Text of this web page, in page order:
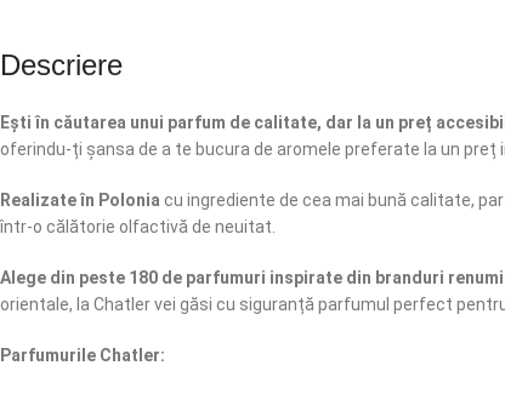
Descriere
Ești în căutarea unui parfum de calitate, dar la un preț
oferindu-ți șansa de a te bucura de aromele preferate la un preț
Realizate în Polonia cu ingrediente de cea mai bună calitate,
într-o călătorie olfactivă de neuitat.
Alege din peste 180 de parfumuri inspirate din branduri
orientale, la Chatler vei găsi cu siguranță parfumul perfect
Parfumurile Chatler: